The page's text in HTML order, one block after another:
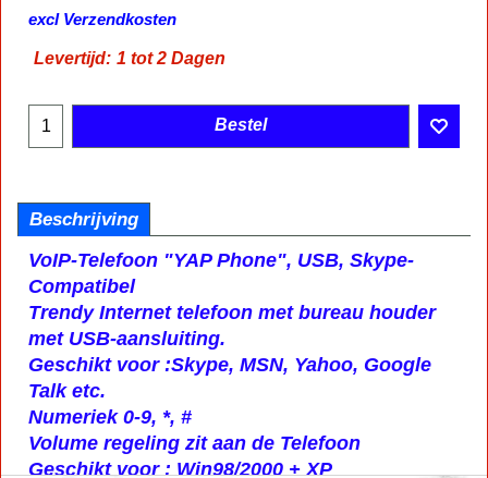
excl Verzendkosten
Levertijd: 1 tot 2 Dagen
Bestel
Beschrijving
VoIP-Telefoon "YAP Phone", USB, Skype-
Compatibel
Trendy Internet telefoon met bureau houder
met USB-aansluiting.
Geschikt voor :Skype, MSN, Yahoo, Google
Talk etc.
Numeriek 0-9, *, #
Volume regeling zit aan de Telefoon
Geschikt voor : Win98/2000 + XP